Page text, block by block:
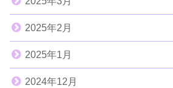
2025年2月
2025年1月
2024年12月